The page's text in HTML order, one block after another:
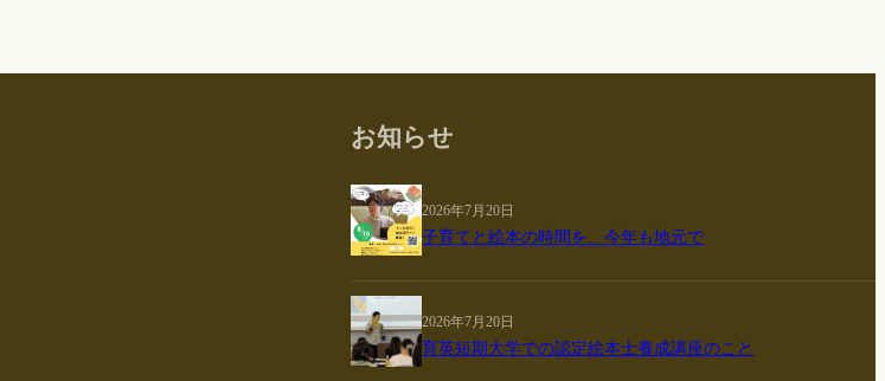
お知らせ
2026年7月20日
子育てと絵本の時間を、今年も地元で
2026年7月20日
育英短期大学での認定絵本士養成講座のこと